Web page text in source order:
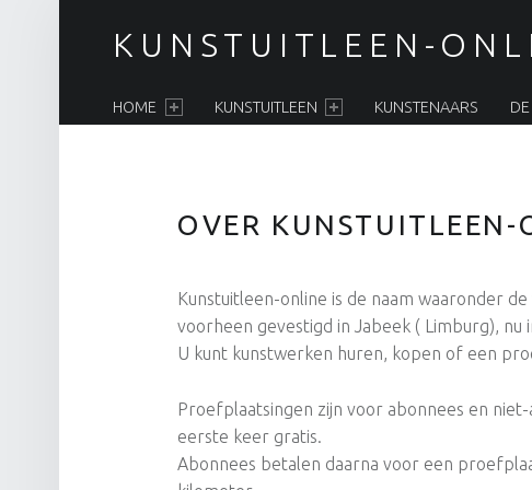
KUNSTUITLEEN-
HOME KUNSTUITLEEN KUNSTENAARS
OVER KUNSTUITLEEN-
Kunstuitleen-online is de naam waaronder
voorheen gevestigd in Jabeek ( Limburg), nu
U kunt kunstwerken huren, kopen of een
Proefplaatsingen zijn voor abonnees en
eerste keer gratis.
Abonnees betalen daarna voor een